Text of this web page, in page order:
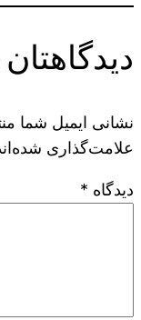
نشانی ایمیل شما
علامت‌گذاری
دیدگاه *